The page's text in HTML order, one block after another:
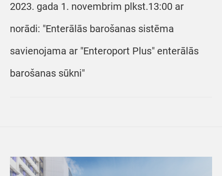
2023. gada 1. novembrim plkst.13:00 ar
norādi: "Enterālās barošanas sistēma
savienojama ar "Enteroport Plus" enterālās
barošanas sūkni"